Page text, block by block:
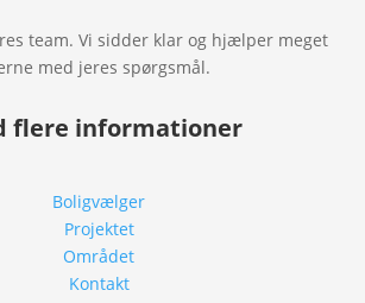
team. Vi sidder klar og hjælper meget
med jeres spørgsmål.
flere informationer
Boligvælger
Projektet
Området
Kontakt